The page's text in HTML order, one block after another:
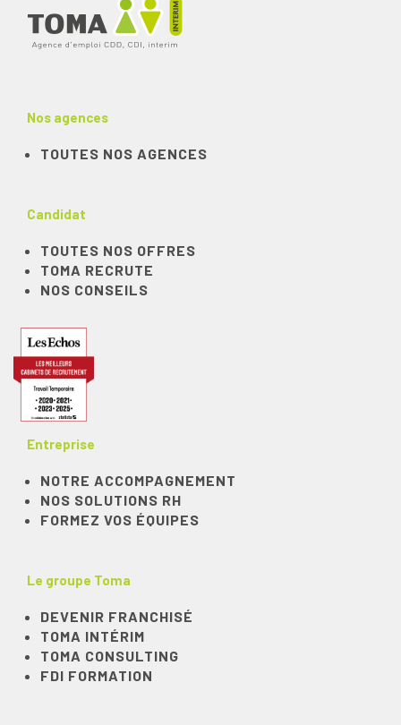
Nos agences
TOUTES NOS AGENCES
Candidat
TOUTES NOS OFFRES
TOMA RECRUTE
NOS CONSEILS
Entreprise
NOTRE ACCOMPAGNEMENT
NOS SOLUTIONS RH
FORMEZ VOS ÉQUIPES
Le groupe Toma
DEVENIR FRANCHISÉ
TOMA INTÉRIM
TOMA CONSULTING
FDI FORMATION